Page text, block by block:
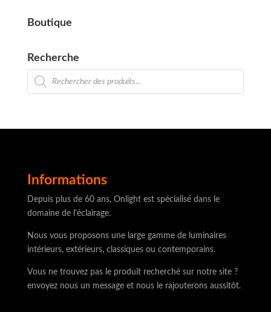
Boutique
Recherche
Recherche
de
produits
Informations
Depuis plus de 60 ans, Onlight est spécialisé dans le
domaine de l’éclairage.
Nous vous proposons une large gamme de luminaires
intérieurs, extérieurs, classiques ou contemporains.
Vous ne trouvez pas le produit recherché sur notre site ?
envoyez nous un message et nous le rajouterons aussitôt.